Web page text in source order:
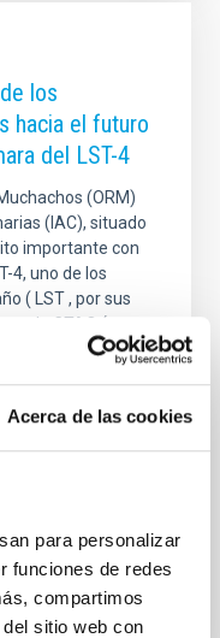
Acerca de las cookies
para personalizar
funciones de redes
compartimos
sitio web con
los
hacia el futuro
del LST-4
(ORM)
(IAC), situado
importante con
4, uno de los
( LST , por sus
de CTAO (
la fase de puesta
de